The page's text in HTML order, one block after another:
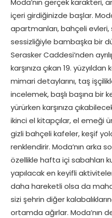
Moda’nın gerçek karakteri,
içeri girdiğinizde başlar.
apartmanları, bahçeli evleri,
sessizliğiyle bambaşka bir
Serasker Caddesi’nden
karşınıza çıkan 19.
mimari detaylarını, taş
incelemek, başlı başına bir
yürürken karşınıza
ikinci el kitapçılar, el emeği
gizli bahçeli kafeler, keşif
renklendirir. Moda’nın arka
özellikle hafta içi sabahları
yapılacak en keyifli
daha hareketli olsa da
sizi şehrin diğer
ortamda ağırlar. Moda’nın